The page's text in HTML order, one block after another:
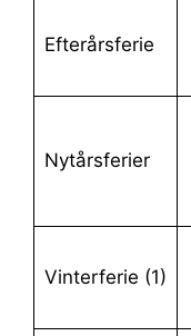
Efterårsferie
Nytårsferier
Vinterferie (1)